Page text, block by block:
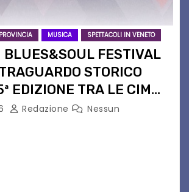
MUSICA SPETTACOLI IN VENETO
BLUES&SOUL FESTIVAL
STORICO
EDIZIONE TRA LE CIME
UNESCO
Redazione
Nessun